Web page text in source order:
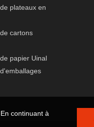
plateaux en
cartons
papier Uinal
continuant à